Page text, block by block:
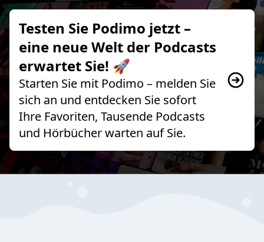
Testen Sie Podimo jetzt –
eine neue Welt der Podcasts
erwartet Sie! 🚀
Starten Sie mit Podimo – melden Sie
sich an und entdecken Sie sofort
Ihre Favoriten, Tausende Podcasts
und Hörbücher warten auf Sie.